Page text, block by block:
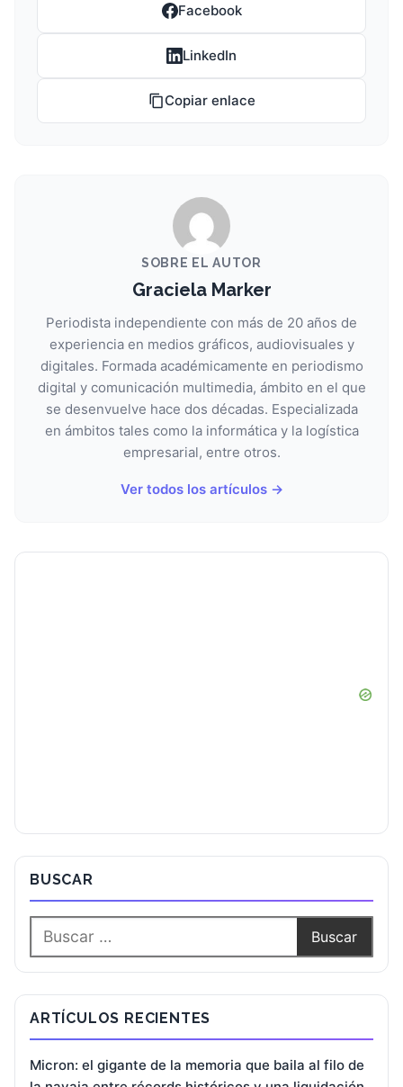
Facebook
LinkedIn
Copiar enlace
SOBRE EL AUTOR
Graciela Marker
Periodista independiente con más de 20 años de
experiencia en medios gráficos, audiovisuales y
digitales. Formada académicamente en periodismo
digital y comunicación multimedia, ámbito en el que
se desenvuelve hace dos décadas. Especializada
en ámbitos tales como la informática y la logística
empresarial, entre otros.
Ver todos los artículos →
BUSCAR
ARTÍCULOS RECIENTES
Micron: el gigante de la memoria que baila al filo de